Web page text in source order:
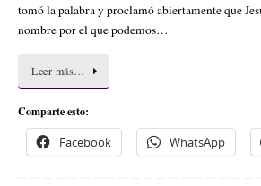
tomó la palabra y proclamó abiertamente que
nombre por el que podemos…
Leer más…
Comparte esto:
Facebook WhatsApp